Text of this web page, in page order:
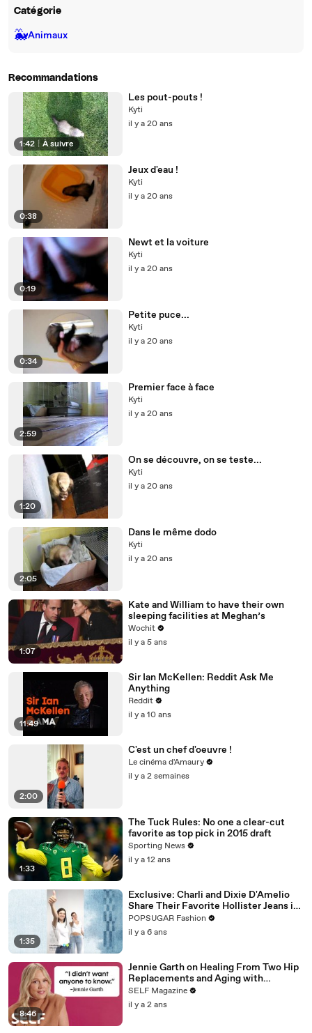
Catégorie
🐳Animaux
Recommandations
1:42 | À suivre
Les pout-pouts !
Kyti
il y a 20 ans
0:38
Jeux d'eau !
Kyti
il y a 20 ans
0:19
Newt et la voiture
Kyti
il y a 20 ans
0:34
Petite puce...
Kyti
il y a 20 ans
2:59
Premier face à face
Kyti
il y a 20 ans
1:20
On se découvre, on se teste...
Kyti
il y a 20 ans
2:05
Dans le même dodo
Kyti
il y a 20 ans
1:07
Kate and William to have their own
sleeping facilities at Meghan’s
Wochit
il y a 5 ans
11:49
Sir Ian McKellen: Reddit Ask Me
Anything
Reddit
il y a 10 ans
2:00
C'est un chef d'oeuvre !
Le cinéma d'Amaury
il y a 2 semaines
1:33
The Tuck Rules: No one a clear-cut
favorite as top pick in 2015 draft
Sporting News
il y a 12 ans
1:35
Exclusive: Charli and Dixie D'Amelio
Share Their Favorite Hollister Jeans in
This New TikTok Dance Challenge
POPSUGAR Fashion
il y a 6 ans
8:46
Jennie Garth on Healing From Two Hip
Replacements and Aging with
Confidence
SELF Magazine
il y a 2 ans